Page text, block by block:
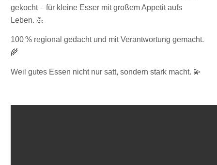
gekocht – für kleine Esser mit großem Appetit aufs
Leben. 💪
100 % regional gedacht und mit Verantwortung gemacht.
🌾
Weil gutes Essen nicht nur satt, sondern stark macht. 💫